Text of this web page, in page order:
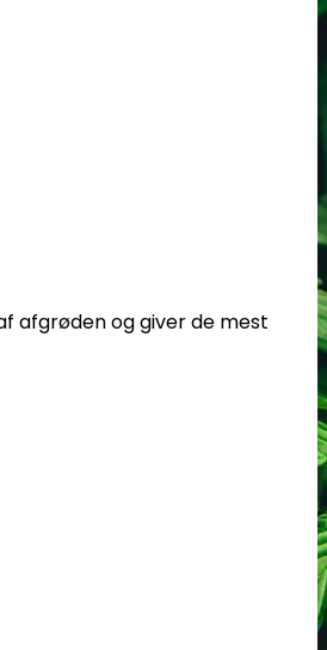
afgrøden og giver de mest